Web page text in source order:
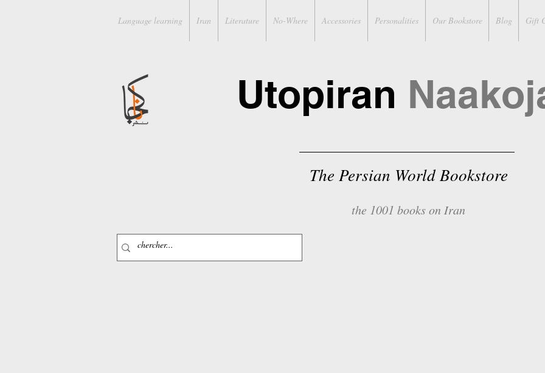
Language learning Iran Literature No-Where Accessories Personalities Our Bookstore Blog Gift
Utopiran
The Persian World Bookstore
the 1001 books on Iran